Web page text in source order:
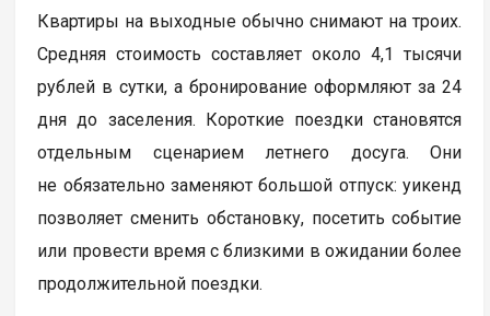
Квартиры на выходные обычно снимают на троих.
Средняя стоимость составляет около 4,1 тысячи
рублей в сутки, а бронирование оформляют за 24
дня до заселения. Короткие поездки становятся
отдельным сценарием летнего досуга. Они
не обязательно заменяют большой отпуск: уикенд
позволяет сменить обстановку, посетить событие
или провести время с близкими в ожидании более
продолжительной поездки.